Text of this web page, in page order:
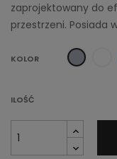
zaprojektowany do
przestrzeni. Posiada
KOLOR Szary
ILOŚĆ